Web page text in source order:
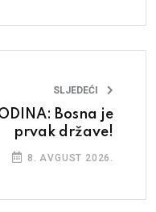
SLJEDEĆI
Bosna je
prvak države!
8. AVGUST 2026.